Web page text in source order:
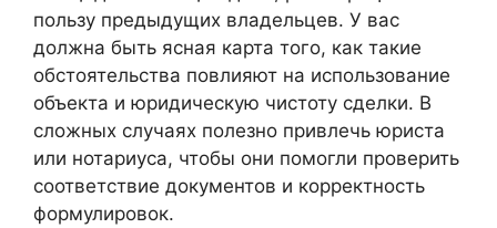
пользу предыдущих владельцев. У вас
должна быть ясная карта того, как такие
обстоятельства повлияют на использование
объекта и юридическую чистоту сделки. В
сложных случаях полезно привлечь юриста
или нотариуса, чтобы они помогли проверить
соответствие документов и корректность
формулировок.